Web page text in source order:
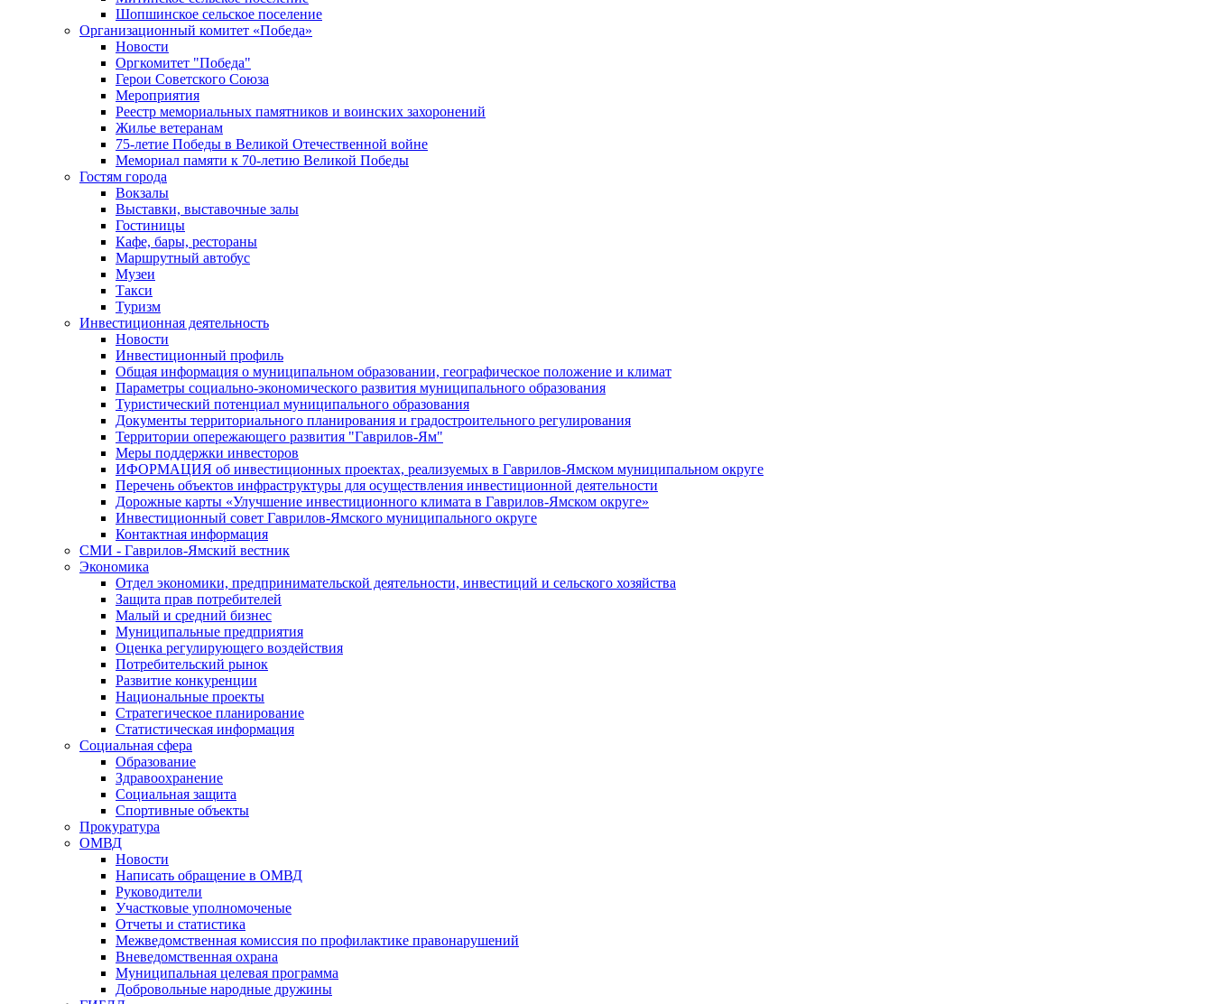
Шопшинское сельское поселение
Организационный комитет «Победа»
Новости
Оргкомитет "Победа"
Герои Советского Союза
Мероприятия
Реестр мемориальных памятников и воинских захоронений
Жилье ветеранам
75-летие Победы в Великой Отечественной войне
Мемориал памяти к 70-летию Великой Победы
Гостям города
Вокзалы
Выставки, выставочные залы
Гостиницы
Кафе, бары, рестораны
Маршрутный автобус
Музеи
Такси
Туризм
Инвестиционная деятельность
Новости
Инвестиционный профиль
Общая информация о муниципальном образовании, географическое положение и климат
Параметры социально-экономического развития муниципального образования
Туристический потенциал муниципального образования
Документы территориального планирования и градостроительного регулирования
Территории опережающего развития "Гаврилов-Ям"
Меры поддержки инвесторов
ИФОРМАЦИЯ об инвестиционных проектах, реализуемых в Гаврилов-Ямском муниципальном округе
Перечень объектов инфраструктуры для осуществления инвестиционной деятельности
Дорожные карты «Улучшение инвестиционного климата в Гаврилов-Ямском округе»
Инвестиционный совет Гаврилов-Ямского муниципального округе
Контактная информация
СМИ - Гаврилов-Ямский вестник
Экономика
Отдел экономики, предпринимательской деятельности, инвестиций и сельского хозяйства
Защита прав потребителей
Малый и средний бизнес
Муниципальные предприятия
Оценка регулирующего воздействия
Потребительский рынок
Развитие конкуренции
Национальные проекты
Стратегическое планирование
Статистическая информация
Социальная сфера
Образование
Здравоохранение
Социальная защита
Спортивные объекты
Прокуратура
ОМВД
Новости
Написать обращение в ОМВД
Руководители
Участковые уполномоченые
Отчеты и статистика
Межведомственная комиссия по профилактике правонарушений
Вневедомственная охрана
Муниципальная целевая программа
Добровольные народные дружины